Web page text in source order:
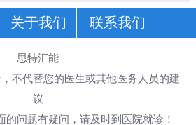
关于我们 联系我们
思特汇能
不代替您的医生或其他医务人员的建
议
的问题有疑问，请及时到医院就诊！